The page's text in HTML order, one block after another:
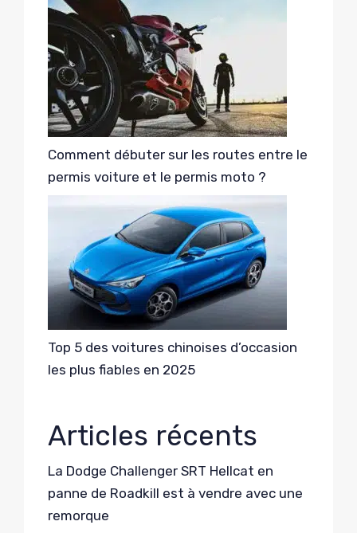
Comment débuter sur les routes entre le
permis voiture et le permis moto ?
Top 5 des voitures chinoises d’occasion
les plus fiables en 2025
Articles récents
La Dodge Challenger SRT Hellcat en
panne de Roadkill est à vendre avec une
remorque